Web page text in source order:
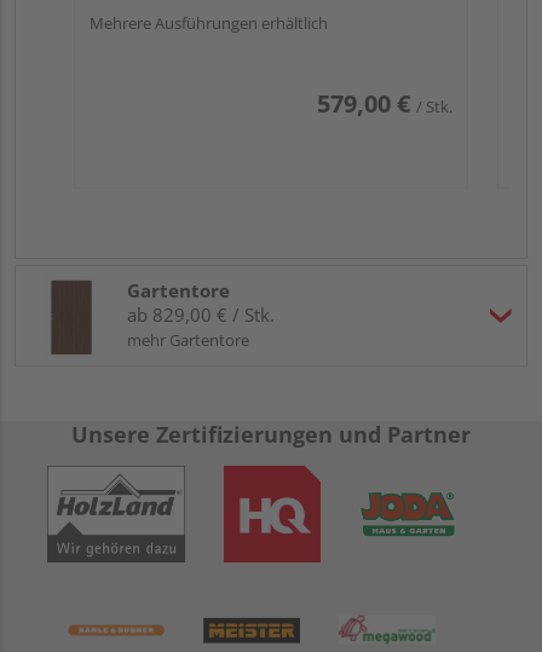
Mehrere Ausführungen erhältlich
579,00 € / Stk.
Gartentore
ab 829,00 € / Stk.
mehr Gartentore
Unsere Zertifizierungen und Partner